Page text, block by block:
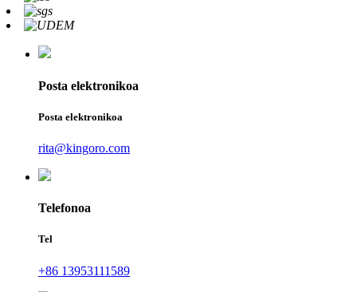
Posta elektronikoa
Posta elektronikoa
rita@kingoro.com
Telefonoa
Tel
+86 13953111589